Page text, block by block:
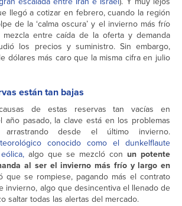
llegó a cotizar en febrero, cuando la región
de la ‘calma oscura’ y el invierno más frío
entre caída de la oferta y demanda
los precios y suministro. Sin embargo,
dólares más caro que la misma cifra en julio
están tan bajas
de estas reservas tan vacías en
año pasado, la clave está en los problemas
desde el último invierno.
conocido como el dunkelflaute
algo que se mezcló con un potente
al ser el invierno más frío y largo en
que se rompiese, pagando más el contrato
invierno, algo que desincentiva el llenado de
saltar todas las alertas del mercado.